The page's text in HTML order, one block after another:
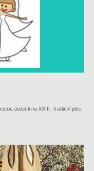
pozvali na XXIII. Tradiční ples